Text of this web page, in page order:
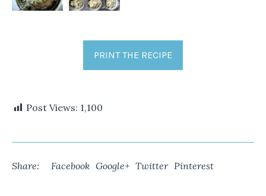
PRINT THE RECIPE
Post Views: 1,100
Share: Facebook Google+ Twitter Pinterest